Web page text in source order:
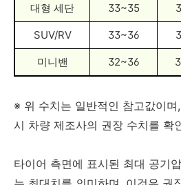
대형 세단 33~35
SUV/RV 33~36
미니밴 32~36
※ 위 수치는 일반적인 참고값이
시 차량 제조사의 권장 수치를 확
타이어 측면에 표시된 최대 공기